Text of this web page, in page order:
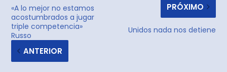
«A lo mejor no estamos
acostumbrados a jugar
triple competencia»
Russo
ANTERIOR
PRÓXIMO
Unidos nada nos detiene